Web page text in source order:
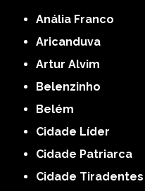
Anália Franco
Aricanduva
Artur Alvim
Belenzinho
Belém
Cidade Líder
Cidade Patriarca
Cidade Tiradentes